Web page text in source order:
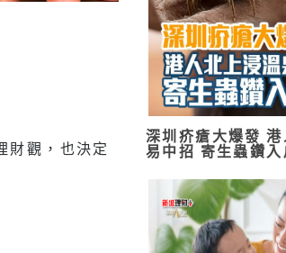
財觀，也決定
深圳疥瘡大爆發
易中招 寄生蟲鑽入